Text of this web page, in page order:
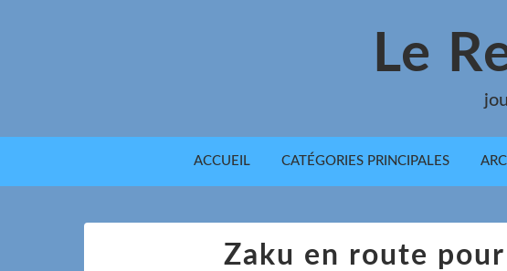
Le
ACCUEIL CATÉGORIES PRINCIPALES
Zaku en route